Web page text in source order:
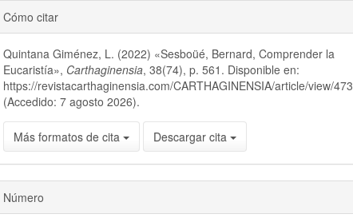
Cómo citar
Quintana Giménez, L. (2022) «Sesboüé, Bernard, Comprender la
Eucaristía», Carthaginensia, 38(74), p. 561. Disponible en:
https://revistacarthaginensia.com/CARTHAGINENSIA/article/view/473
(Accedido: 7 agosto 2026).
Más formatos de cita Descargar cita
Número